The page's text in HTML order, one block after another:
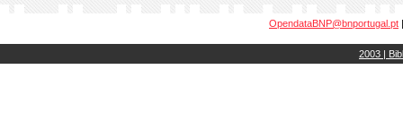
OpendataBNP@bnportugal.pt
2003 |